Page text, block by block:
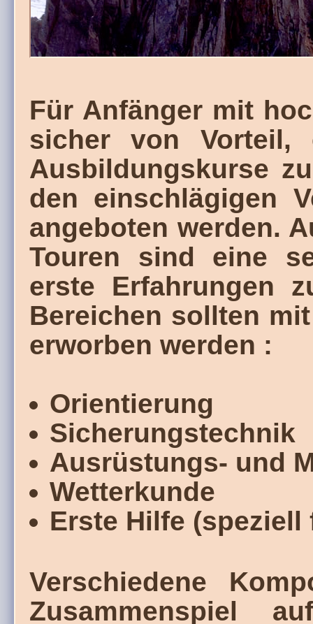
Für Anfänger mit
sicher von Vorteil,
Ausbildungskurse
den einschlägigen
angeboten werden.
Touren sind eine
erste Erfahrungen
Bereichen sollten
erworben werden :
Orientierung
Sicherungstechnik
Ausrüstungs- und
Wetterkunde
Erste Hilfe (speziell
Verschiedene
Zusammenspiel